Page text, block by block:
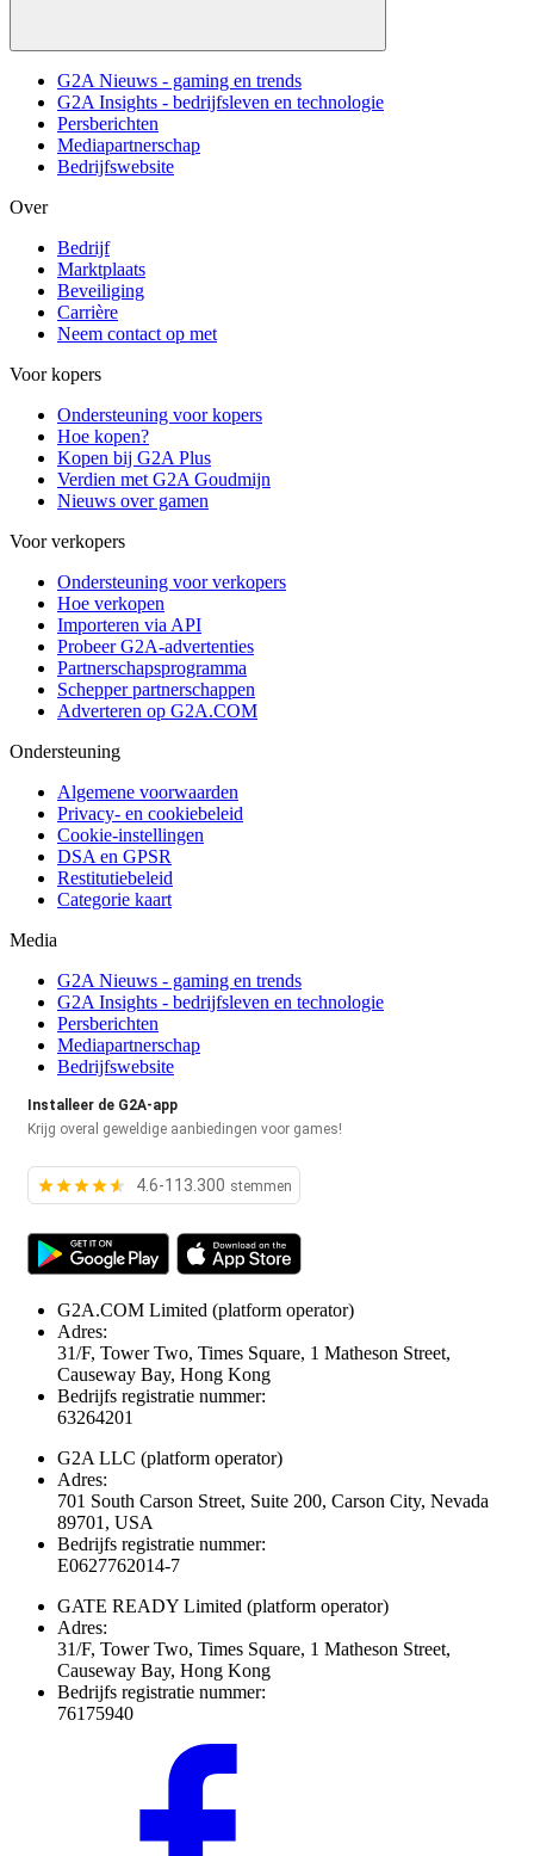
G2A Nieuws - gaming en trends
G2A Insights - bedrijfsleven en technologie
Persberichten
Mediapartnerschap
Bedrijfswebsite
Over
Bedrijf
Marktplaats
Beveiliging
Carrière
Neem contact op met
Voor kopers
Ondersteuning voor kopers
Hoe kopen?
Kopen bij G2A Plus
Verdien met G2A Goudmijn
Nieuws over gamen
Voor verkopers
Ondersteuning voor verkopers
Hoe verkopen
Importeren via API
Probeer G2A-advertenties
Partnerschapsprogramma
Schepper partnerschappen
Adverteren op G2A.COM
Ondersteuning
Algemene voorwaarden
Privacy- en cookiebeleid
Cookie-instellingen
DSA en GPSR
Restitutiebeleid
Categorie kaart
Media
G2A Nieuws - gaming en trends
G2A Insights - bedrijfsleven en technologie
Persberichten
Mediapartnerschap
Bedrijfswebsite
Installeer de G2A-app
Krijg overal geweldige aanbiedingen voor games!
4.6-113.300 stemmen
G2A.COM Limited (platform operator)
Adres:
31/F, Tower Two, Times Square, 1 Matheson Street,
Causeway Bay, Hong Kong
Bedrijfs registratie nummer:
63264201
G2A LLC (platform operator)
Adres:
701 South Carson Street, Suite 200, Carson City, Nevada
89701, USA
Bedrijfs registratie nummer:
E0627762014-7
GATE READY Limited (platform operator)
Adres:
31/F, Tower Two, Times Square, 1 Matheson Street,
Causeway Bay, Hong Kong
Bedrijfs registratie nummer:
76175940